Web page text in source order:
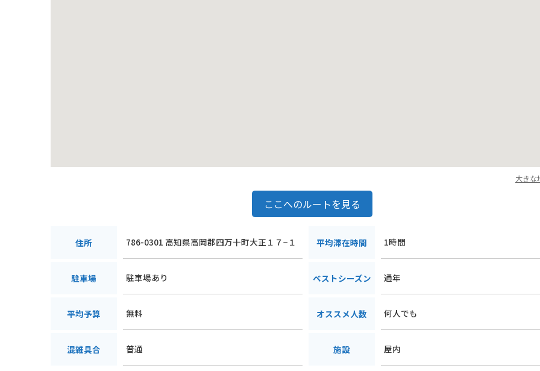
大きな
ここへのルートを見る
住所 786-0301 高知県高岡郡四万十町大正１７−１ 平均滞在時間 1時間
駐車場 駐車場あり ベストシーズン 通年
平均予算 無料 オススメ人数 何人でも
混雑具合 普通 施設 屋内